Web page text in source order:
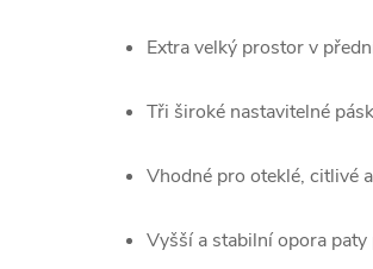
Extra velký prostor v
Tři široké nastavitelné
Vhodné pro oteklé, citlivé
Vyšší a stabilní opora